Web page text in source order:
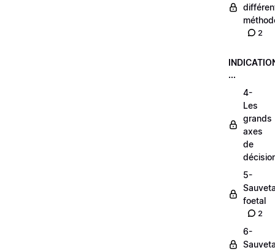
2
...
4-
Les
grands
axes
de
5-
foetal
2
6-